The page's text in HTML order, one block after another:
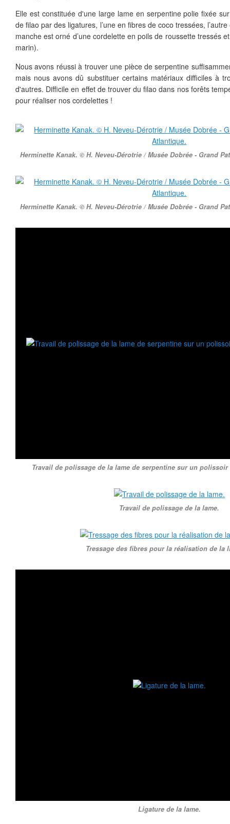
Elle est constituée d'une large lame en serpentine polie fixée
de filao par des ligatures, l’une en fibres de coco tressées,
manche est orné d’une cordelette en poils de roussette tressés
marin).
Nous avons réussi à trouver une pièce de serpentine
mais nous avons dû substituer certains matériaux difficiles à
d'autres. Difficile en effet de trouver du filao dans nos forêts
pour réaliser nos cordelettes !
Herminette Kanak. © H. Neveu-Dérotrie / Musée Dobrée - Grand
Herminette Kanak. © H. Neveu-Dérotrie / Musée Dobrée - Grand
Travail de polissage de la lame de serpentine sur un
Travail de polissage de la lame.
Tressage des fibres pour la réalisation de la
Ligature de la lame.